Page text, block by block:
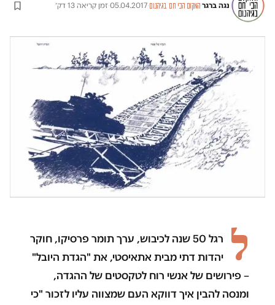
נגה ברגר·המקום הכי חם בגיהנום·
05.04.2017
·זמן קריאה 13 דק׳
ל
רגל 50 שנה לכיבוש, ערך תומר פרסיקו, חוקר
יהדות דתי מבית אתאיסטי, את "הגדת היובל"
– פירושים של אנשי רוח לטקסטים של ההגדה,
ומנסה להבין איך דווקא העם שמצווה עליו לזכור "כי